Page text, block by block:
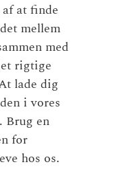
at finde
mellem
med
rigtige
lade dig
i vores
Brug en
for
hos os.